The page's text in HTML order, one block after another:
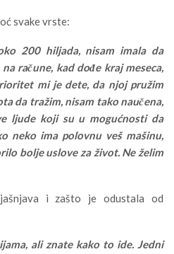
svake vrste:
200 hiljada, nisam imala da
račune, kad dođe kraj meseca,
mi je dete, da njoj pružim
da tražim, nisam tako naučena,
ljude koji su u mogućnosti da
neko ima polovnu veš mašinu,
bolje uslove za život. Ne želim
i zašto je odustala od
ali znate kako to ide. Jedni